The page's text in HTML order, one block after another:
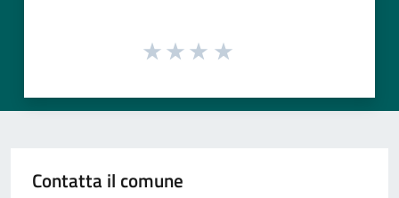
Contatta il comune